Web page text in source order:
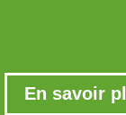
En savoir